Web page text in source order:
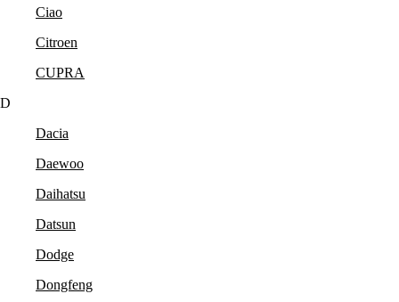
Ciao
Citroen
CUPRA
D
Dacia
Daewoo
Daihatsu
Datsun
Dodge
Dongfeng